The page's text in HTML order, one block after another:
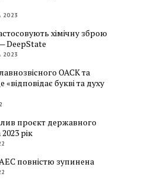
хімічну зброю
DeepState
ОАСК та
«відповідає букві та духу
проєкт державного
рік
повністю зупинена